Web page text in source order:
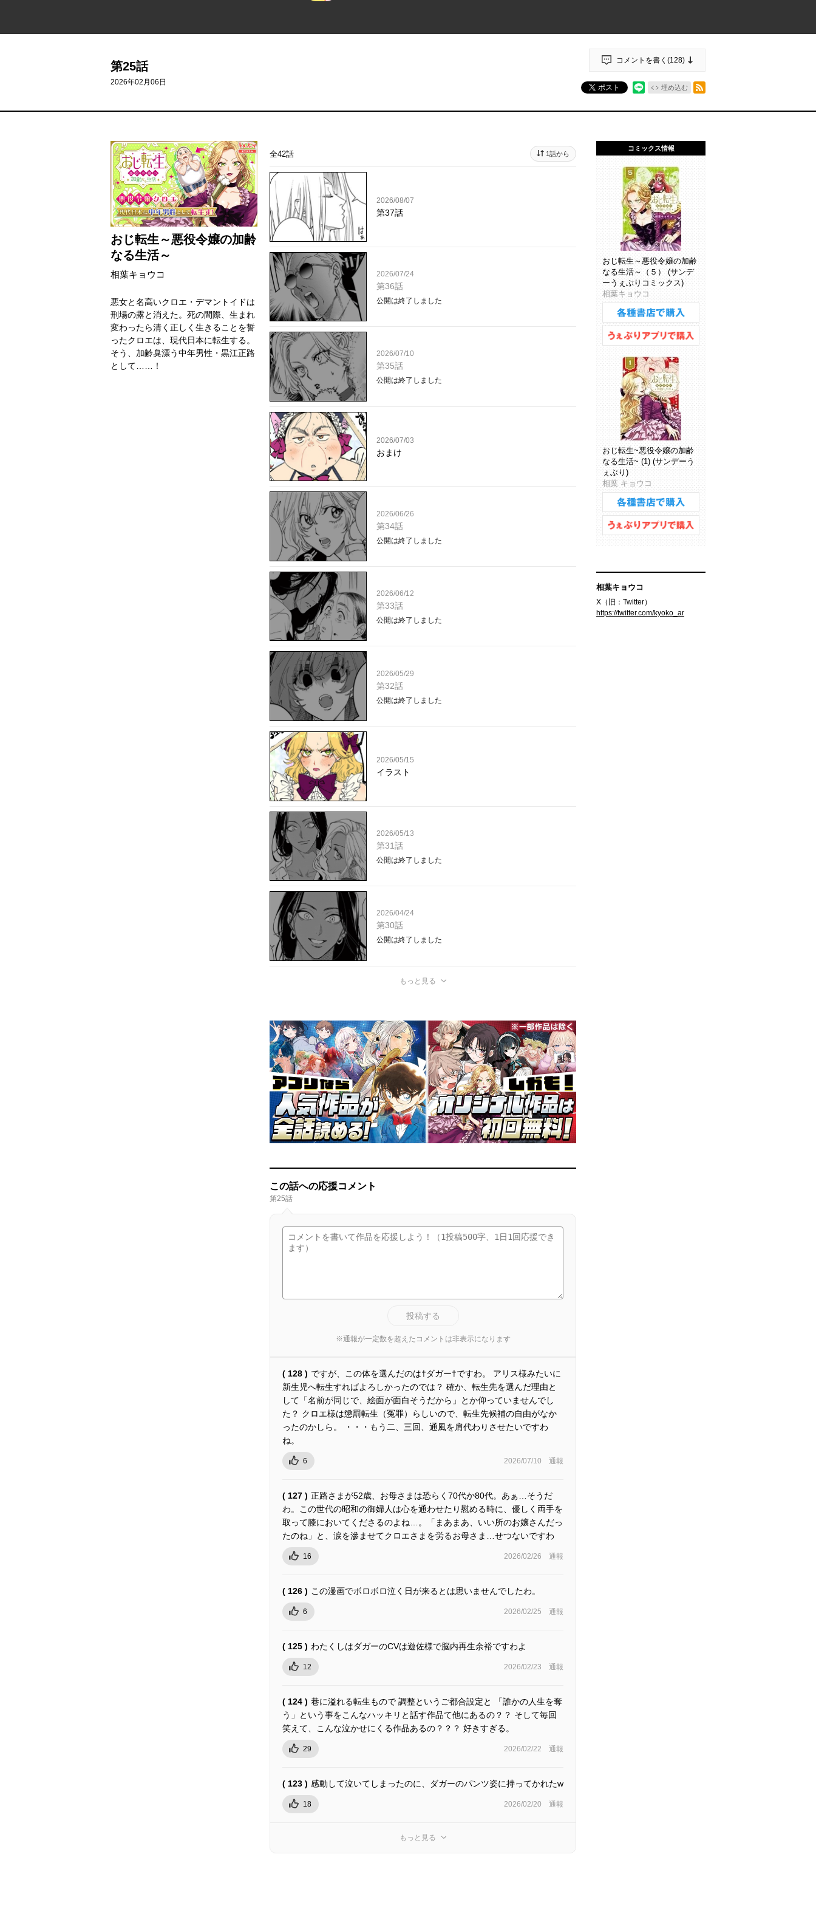
第25話
2026年02月06日
コメントを書く(128)
ポスト 埋め込む
おじ転生～悪役令嬢の加齢
なる生活～
相葉キョウコ
悪女と名高いクロエ・デマントイドは
刑場の露と消えた。死の間際、生まれ
変わったら清く正しく生きることを誓
ったクロエは、現代日本に転生する。
そう、加齢臭漂う中年男性・黒江正路
として……！
全42話 1話から
2026/08/07
第37話
2026/07/24
第36話
公開は終了しました
2026/07/10
第35話
公開は終了しました
2026/07/03
おまけ
2026/06/26
第34話
公開は終了しました
2026/06/12
第33話
公開は終了しました
2026/05/29
第32話
公開は終了しました
2026/05/15
イラスト
2026/05/13
第31話
公開は終了しました
2026/04/24
第30話
公開は終了しました
もっと見る
この話への応援コメント
第25話
投稿する
※通報が一定数を超えたコメントは非表示になります
( 128 ) ですが、この体を選んだのは†ダガー†ですわ。 アリス様みたいに
新生児へ転生すればよろしかったのでは？ 確か、転生先を選んだ理由と
して「名前が同じで、絵面が面白そうだから」とか仰っていませんでし
た？ クロエ様は懲罰転生（冤罪）らしいので、転生先候補の自由がなか
ったのかしら。 ・・・もう二、三回、通風を肩代わりさせたいですわ
ね。
6 2026/07/10 通報
( 127 ) 正路さまが52歳、お母さまは恐らく70代か80代。あぁ…そうだ
わ。この世代の昭和の御婦人は心を通わせたり慰める時に、優しく両手を
取って膝においてくださるのよね…。「まあまあ、いい所のお嬢さんだっ
たのね」と、涙を滲ませてクロエさまを労るお母さま…せつないですわ
16 2026/02/26 通報
( 126 ) この漫画でボロボロ泣く日が来るとは思いませんでしたわ。
6 2026/02/25 通報
( 125 ) わたくしはダガーのCVは遊佐様で脳内再生余裕ですわよ
12 2026/02/23 通報
( 124 ) 巷に溢れる転生もので 調整というご都合設定と 「誰かの人生を奪
う」という事をこんなハッキリと話す作品て他にあるの？？ そして毎回
笑えて、こんな泣かせにくる作品あるの？？？ 好きすぎる。
29 2026/02/22 通報
( 123 ) 感動して泣いてしまったのに、ダガーのパンツ姿に持ってかれたw
18 2026/02/20 通報
もっと見る
コミックス情報
おじ転生～悪役令嬢の加齢
なる生活～（５） (サンデ
ーうぇぶりコミックス)
相葉キョウコ
おじ転生~悪役令嬢の加齢
なる生活~ (1) (サンデーう
ぇぶり)
相葉 キョウコ
相葉キョウコ
X（旧：Twitter）
https://twitter.com/kyoko_ar